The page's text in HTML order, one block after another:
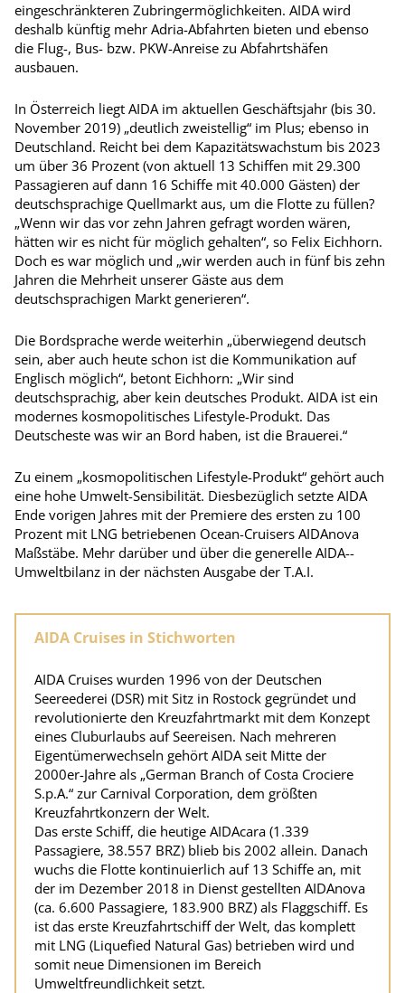
eingeschränkteren Zubringermöglichkeiten. AIDA wird
deshalb künftig mehr Adria-Abfahrten bieten und ebenso
die Flug-, Bus- bzw. PKW-An­reise zu Abfahrtshäfen
ausbauen.
In Österreich liegt AIDA im aktuellen Geschäftsjahr (bis 30.
November 2019) „deutlich zweistellig“ im Plus; ebenso in
Deutschland. Reicht bei dem Kapazitätswachstum bis 2023
um über 36 Prozent (von aktuell 13 Schiffen mit 29.300
Passagieren auf dann 16 Schiffe mit 40.000 Gästen) der
deutschsprachige Quellmarkt aus, um die Flotte zu füllen?
„Wenn wir das vor zehn Jahren gefragt worden wären,
hätten wir es nicht für möglich gehalten“, so Felix Eichhorn.
Doch es war möglich und „wir werden auch in fünf bis zehn
Jahren die Mehrheit unserer Gäste aus dem
deutschsprachigen Markt generieren“.
Die Bordsprache werde weiterhin „überwiegend deutsch
sein, aber auch heute schon ist die Kommunikation auf
Englisch möglich“, betont Eichhorn: „Wir sind
deutschsprachig, aber kein deutsches Produkt. AIDA ist ein
modernes kosmopolitisches Life­style-Produkt. Das
Deutscheste was wir an Bord haben, ist die Brauerei.“
Zu einem „kosmopolitischen Lifestyle-Produkt“ gehört auch
eine hohe Umwelt-Sensibilität. Diesbezüglich setzte AIDA
Ende vorigen Jahres mit der Premiere des ersten zu 100
Prozent mit LNG betriebenen Ocean-Cruisers AIDAnova
Maßstäbe. Mehr darüber und über die generelle AIDA-­
Umweltbilanz in der nächsten Ausgabe der T.A.I.
AIDA Cruises in Stichworten
AIDA Cruises wurden 1996 von der Deutschen
Seereederei (DSR) mit Sitz in Rostock gegründet und
revolutionierte den Kreuzfahrtmarkt mit dem Konzept
eines Cluburlaubs auf Seereisen. Nach mehreren
Eigentümerwechseln gehört AIDA seit Mitte der
2000er-Jahre als „German Branch of Costa Crociere
S.p.A.“ zur Carnival Corporation, dem größten
Kreuzfahrtkonzern der Welt.
Das erste Schiff, die heutige AIDAcara (1.339
Passagiere, 38.557 BRZ) blieb bis 2002 allein. Danach
wuchs die Flotte kontinuierlich auf 13 Schiffe an, mit
der im Dezember 2018 in Dienst gestellten AIDAnova
(ca. 6.600 Passagiere, 183.900 BRZ) als Flaggschiff. Es
ist das erste Kreuzfahrtschiff der Welt, das komplett
mit LNG (Liquefied Natural Gas) betrieben wird und
somit neue Dimensionen im Bereich
Umweltfreundlichkeit setzt.